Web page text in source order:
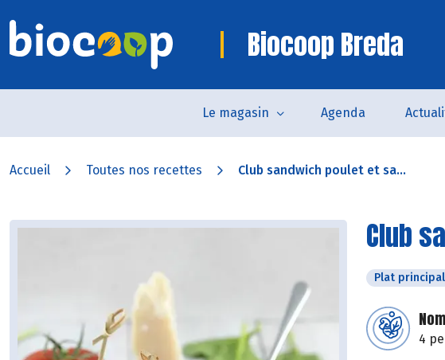
Biocoop Breda
Le magasin Agenda
Accueil Toutes nos recettes Club sandwich poulet et sa...
Club
Plat principal
4